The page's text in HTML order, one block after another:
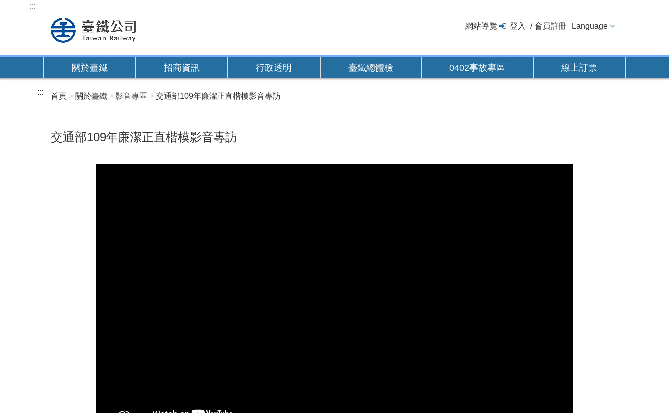
內
:::
網站導覽 登入 會員註冊 Language
關於臺鐵 招商資訊 行政透明 臺鐵總體檢 0402事故專區 線上訂票
::: 首頁 關於臺鐵 影音專區 交通部109年廉潔正直楷模影音專訪
交通部109年廉潔正直楷模影音專訪